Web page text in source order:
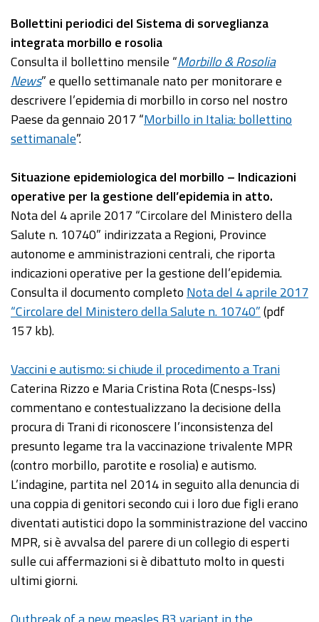
Bollettini periodici del Sistema di sorveglianza
integrata morbillo e rosolia
Consulta il bollettino mensile “Morbillo & Rosolia
News” e quello settimanale nato per monitorare e
descrivere l’epidemia di morbillo in corso nel nostro
Paese da gennaio 2017 “Morbillo in Italia: bollettino
settimanale”.
Situazione epidemiologica del morbillo – Indicazioni
operative per la gestione dell’epidemia in atto.
Nota del 4 aprile 2017 “Circolare del Ministero della
Salute n. 10740” indirizzata a Regioni, Province
autonome e amministrazioni centrali, che riporta
indicazioni operative per la gestione dell’epidemia.
Consulta il documento completo Nota del 4 aprile 2017
“Circolare del Ministero della Salute n. 10740”(pdf
157 kb).
Vaccini e autismo: si chiude il procedimento a Trani
Caterina Rizzo e Maria Cristina Rota (Cnesps-Iss)
commentano e contestualizzano la decisione della
procura di Trani di riconoscere l’inconsistenza del
presunto legame tra la vaccinazione trivalente MPR
(contro morbillo, parotite e rosolia) e autismo.
L’indagine, partita nel 2014 in seguito alla denuncia di
una coppia di genitori secondo cui i loro due figli erano
diventati autistici dopo la somministrazione del vaccino
MPR, si è avvalsa del parere di un collegio di esperti
sulle cui affermazioni si è dibattuto molto in questi
ultimi giorni.